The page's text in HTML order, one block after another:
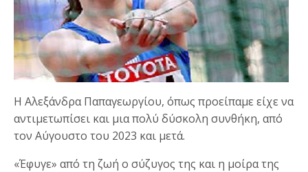
Η Αλεξάνδρα Παπαγεωργίου, όπως προείπαμε είχε να
αντιμετωπίσει και μια πολύ δύσκολη συνθήκη, από
τον Αύγουστο του 2023 και μετά.
«Έφυγε» από τη ζωή ο σύζυγος της και η μοίρα της